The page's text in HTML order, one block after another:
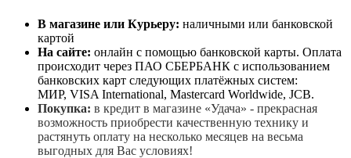
В магазине или Курьеру: наличными или банковской
картой
На сайте: онлайн с помощью банковской карты. Оплата
происходит через ПАО СБЕРБАНК с использованием
банковских карт следующих платёжных систем:
МИР, VISA International, Mastercard Worldwide, JCB.
Покупка: в кредит в магазине «Удача» - прекрасная
возможность приобрести качественную технику и
растянуть оплату на несколько месяцев на весьма
выгодных для Вас условиях!